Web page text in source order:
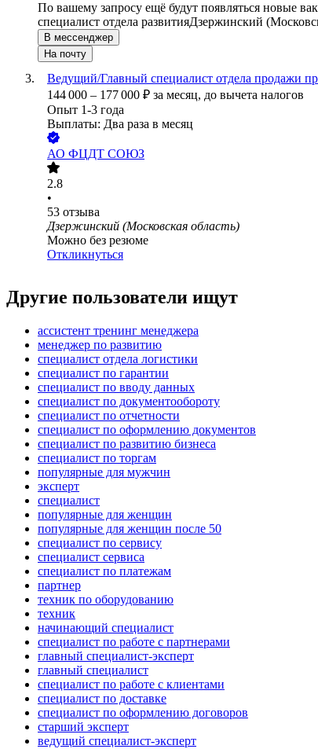
По вашему запросу ещё будут появляться новые
специалист отдела развитияДзержинский
В мессенджер
На почту
Ведущий/Главный специалист отдела продажи
144 000 – 177 000 ₽ за месяц, до вычета налогов
Опыт 1-3 года
Выплаты: Два раза в месяц
АО ФЦДТ СОЮЗ
2.8
•
53 отзыва
Дзержинский (Московская область)
Можно без резюме
Откликнуться
Другие пользователи ищут
ассистент тренинг менеджера
менеджер по развитию
специалист отдела логистики
специалист по гарантии
специалист по вводу данных
специалист по документообороту
специалист по отчетности
специалист по оформлению документов
специалист по развитию бизнеса
специалист по торгам
популярные для мужчин
эксперт
специалист
популярные для женщин
популярные для женщин после 50
специалист по сервису
специалист сервиса
специалист по платежам
партнер
техник по оборудованию
техник
начинающий специалист
специалист по работе с партнерами
главный специалист-эксперт
главный специалист
специалист по работе с клиентами
специалист по доставке
специалист по оформлению договоров
старший эксперт
ведущий специалист-эксперт